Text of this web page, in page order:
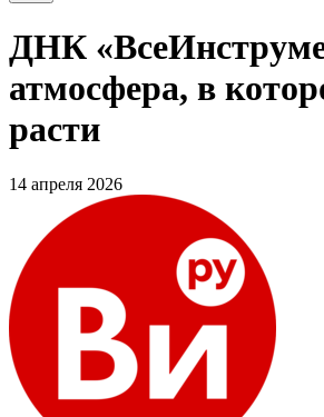
ДНК
атмосфера, в
расти
14 апреля 2026